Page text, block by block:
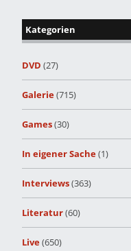
Kategorien
DVD (27)
Galerie(715)
Games(30)
In eigener Sache(1)
Interviews(363)
Literatur(60)
Live(650)